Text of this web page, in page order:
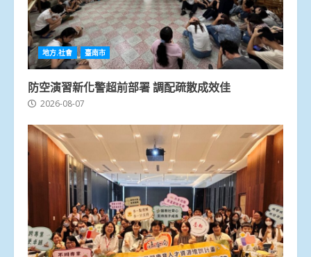
地方.社會 臺南市
防空演習新化警超前部署 調配疏散成效佳
2026-08-07